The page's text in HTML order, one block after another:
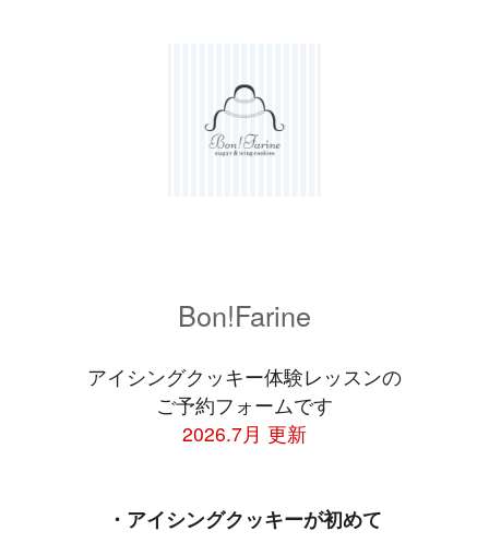
Bon!Farine
アイシングクッキー体験レッスンの
ご予約フォームです
2026.7月 更新
・アイシングクッキーが初めて